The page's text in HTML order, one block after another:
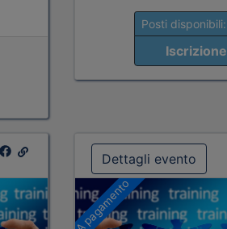
Posti disponibili:
Iscrizione
Dettagli evento
A pagamento